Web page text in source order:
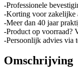
-Professionele
-Korting voor zakelijke
-Meer dan 40 jaar
-Product op voorraad?
-Persoonlijk advies via
Omschrijving